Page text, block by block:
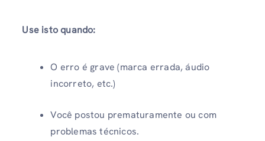
Use isto quando:
O erro é grave (marca errada, áudio
incorreto, etc.)
Você postou prematuramente ou com
problemas técnicos.